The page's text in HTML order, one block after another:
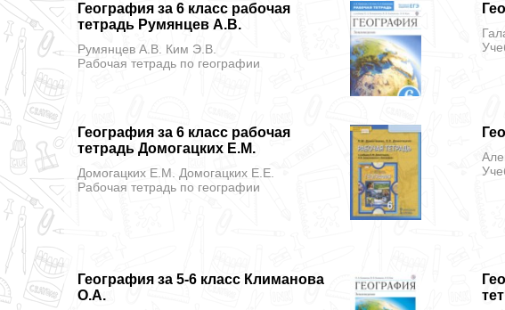
География за 6 класс рабочая
тетрадь Румянцев А.В.
Румянцев А.В. Ким Э.В.
Рабочая тетрадь по географии
География за 6 класс рабочая
тетрадь Домогацких Е.М.
Домогацких Е.М. Домогацких Е.Е.
Рабочая тетрадь по географии
География за 5-6 класс Климанова
О.А.